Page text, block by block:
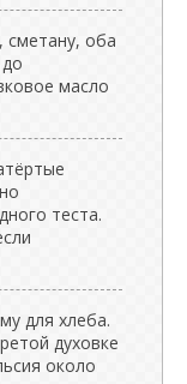
сметану, оба
масло
теста.
для хлеба.
духовке
около